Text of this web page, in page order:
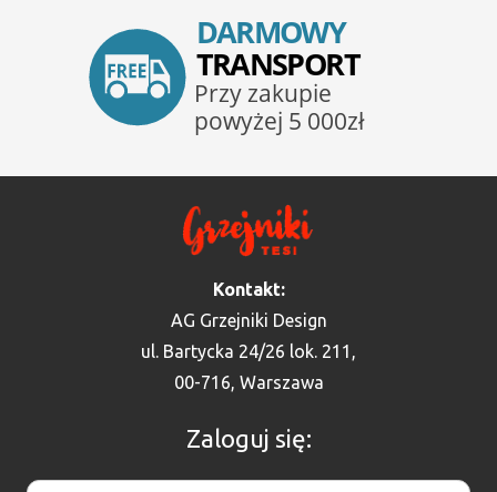
Kontakt:
AG Grzejniki Design
ul. Bartycka 24/26 lok. 211,
00-716, Warszawa
Zaloguj się: